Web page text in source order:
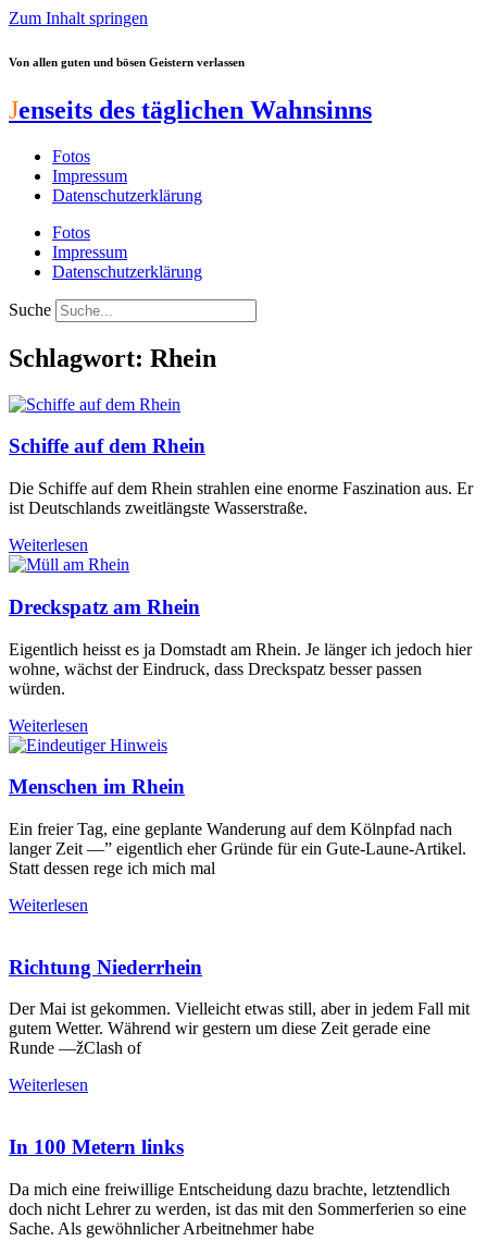
Zum Inhalt springen
Von allen guten und bösen Geistern verlassen
Jenseits des täglichen Wahnsinns
Fotos
Impressum
Datenschutzerklärung
Fotos
Impressum
Datenschutzerklärung
Suche
Schlagwort: Rhein
Schiffe auf dem Rhein
Die Schiffe auf dem Rhein strahlen eine enorme Faszination aus. Er
ist Deutschlands zweitlängste Wasserstraße.
Weiterlesen
Dreckspatz am Rhein
Eigentlich heisst es ja Domstadt am Rhein. Je länger ich jedoch hier
wohne, wächst der Eindruck, dass Dreckspatz besser passen
würden.
Weiterlesen
Menschen im Rhein
Ein freier Tag, eine geplante Wanderung auf dem Kölnpfad nach
langer Zeit —” eigentlich eher Gründe für ein Gute-Laune-Artikel.
Statt dessen rege ich mich mal
Weiterlesen
Richtung Niederrhein
Der Mai ist gekommen. Vielleicht etwas still, aber in jedem Fall mit
gutem Wetter. Während wir gestern um diese Zeit gerade eine
Runde —žClash of
Weiterlesen
In 100 Metern links
Da mich eine freiwillige Entscheidung dazu brachte, letztendlich
doch nicht Lehrer zu werden, ist das mit den Sommerferien so eine
Sache. Als gewöhnlicher Arbeitnehmer habe